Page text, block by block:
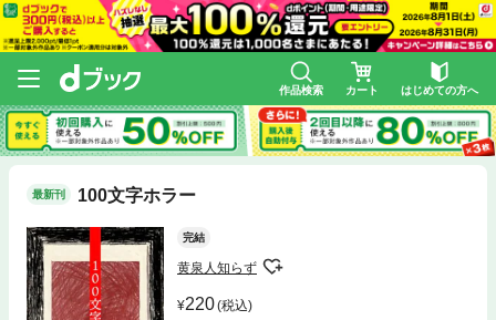
作品検索 カート はじめての方へ
最新刊 100文字ホラー
完結
黄泉人知らず
220(税込)